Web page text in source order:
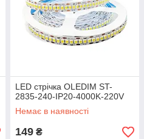
LED стрічка OLEDIM ST-
2835-240-IP20-4000K-220V
Немає в наявності
149 ₴